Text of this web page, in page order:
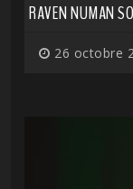
RAVEN NUMAN
26 octobre